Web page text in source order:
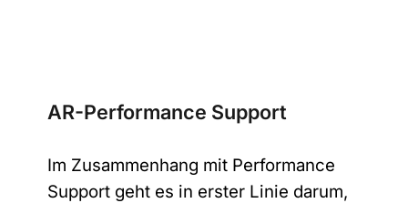
AR-Performance Support
Im Zusammenhang mit Performance
Support geht es in erster Linie darum,